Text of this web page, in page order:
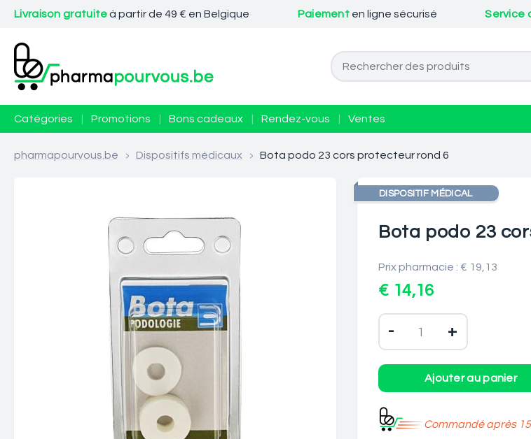
Livraison gratuiteà partir de 49 € en Belgique Paiement en ligne sécurisé Service
Catégories Promotions Bons cadeaux Rendez-vous Ventes
pharmapourvous.be > Dispositifs médicaux > Bota podo 23 cors protecteur rond 6
DISPOSITIF MÉDICAL
Bota podo 23
Prix pharmacie : € 19,13
€ 14,16
- +
Commandé après